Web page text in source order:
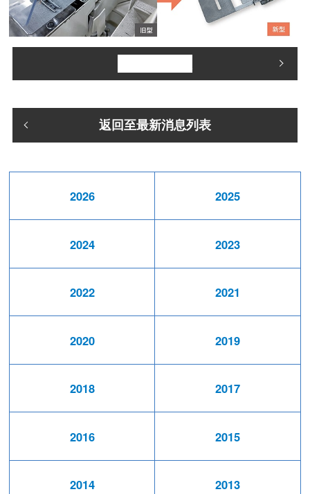
2026 2025
2024 2023
2022 2021
2020 2019
2018 2017
2016 2015
2014 2013
返回至最新消息列表